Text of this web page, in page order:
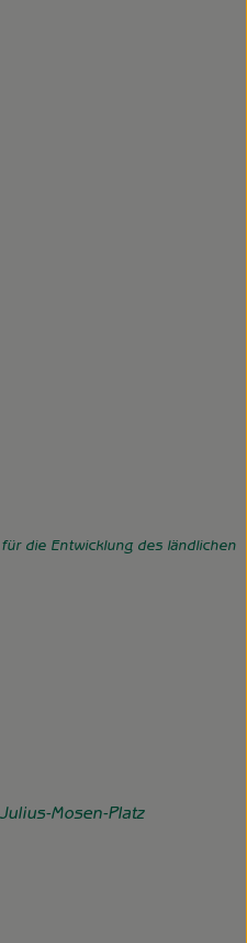
die Entwicklung des ländlichen
Mosen-Platz